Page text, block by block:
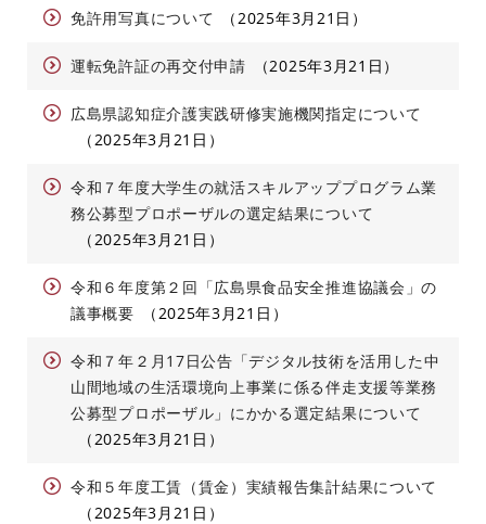
免許用写真について 2025年3月21日
運転免許証の再交付申請 2025年3月21日
広島県認知症介護実践研修実施機関指定について
2025年3月21日
令和７年度大学生の就活スキルアッププログラム業
務公募型プロポーザルの選定結果について
2025年3月21日
令和６年度第２回「広島県食品安全推進協議会」の
議事概要
2025年3月21日
令和７年２月17日公告「デジタル技術を活用した中
山間地域の生活環境向上事業に係る伴走支援等業務
公募型プロポーザル」にかかる選定結果について
2025年3月21日
令和５年度工賃（賃金）実績報告集計結果について
2025年3月21日